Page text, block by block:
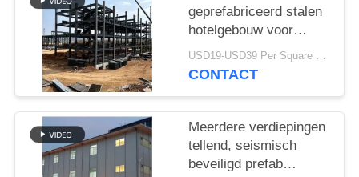
POLICY
geprefabriceerd stalen
hotelgebouw voor
resortprojecten
USD19-USD39 Per Square Meter MOQ:200 vierkante meter
CONTACT
Meerdere verdiepingen
tellend, seismisch
beveiligd prefab